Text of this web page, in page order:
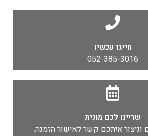
חייגו עכשיו
052-385-3016
שריינו לכם מונית
וניצור איתכם קשר לאישור הזמנה.